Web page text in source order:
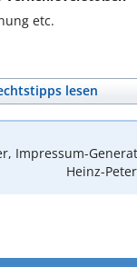
etc.
lesen
Impressum-
Heinz-